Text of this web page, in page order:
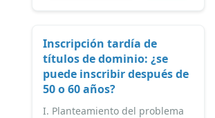
Inscripción tardía de
títulos de dominio: ¿se
puede inscribir después de
50 o 60 años?
I. Planteamiento del problema